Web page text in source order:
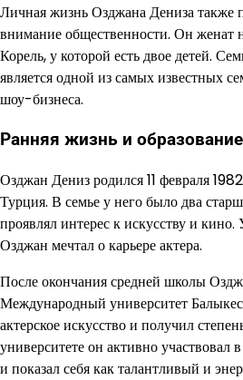
Личная жизнь Озджана Дениза также
внимание общественности. Он женат
Корель, у которой есть двое детей.
является одной из самых известных
шоу-бизнеса.
Ранняя жизнь и образование
Озджан Дениз родился 11 февраля
Турция. В семье у него было два
проявлял интерес к искусству и
Озджан мечтал о карьере актера.
После окончания средней школы
Международный университет
актерское искусство и получил
университете он активно участвовал
и показал себя как талантливый и